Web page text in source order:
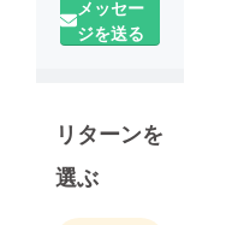
メッセー
ジを送る
リターンを
選ぶ